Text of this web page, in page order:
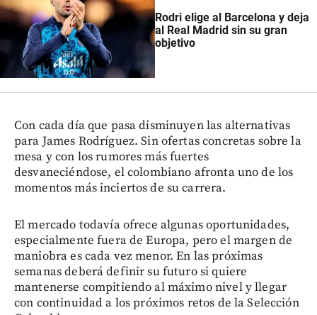
Rodri elige al Barcelona y deja
al Real Madrid sin su gran
objetivo
Con cada día que pasa disminuyen las alternativas
para James Rodríguez. Sin ofertas concretas sobre la
mesa y con los rumores más fuertes
desvaneciéndose, el colombiano afronta uno de los
momentos más inciertos de su carrera.
El mercado todavía ofrece algunas oportunidades,
especialmente fuera de Europa, pero el margen de
maniobra es cada vez menor. En las próximas
semanas deberá definir su futuro si quiere
mantenerse compitiendo al máximo nivel y llegar
con continuidad a los próximos retos de la Selección